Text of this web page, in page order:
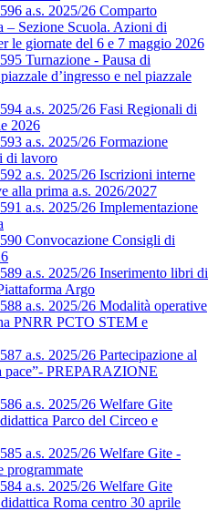
a.s. 2025/26 Comparto
– Sezione Scuola. Azioni di
le giornate del 6 e 7 maggio 2026
Turnazione - Pausa di
d’ingresso e nel piazzale
a.s. 2025/26 Fasi Regionali di
2026
a.s. 2025/26 Formazione
di lavoro
a.s. 2025/26 Iscrizioni interne
alla prima a.s. 2026/2027
a.s. 2025/26 Implementazione
Convocazione Consigli di
a.s. 2025/26 Inserimento libri di
Argo
a.s. 2025/26 Modalità operative
PNRR PCTO STEM e
a.s. 2025/26 Partecipazione al
pace”- PREPARAZIONE
a.s. 2025/26 Welfare Gite
Parco del Circeo e
a.s. 2025/26 Welfare Gite -
programmate
a.s. 2025/26 Welfare Gite
Roma centro 30 aprile